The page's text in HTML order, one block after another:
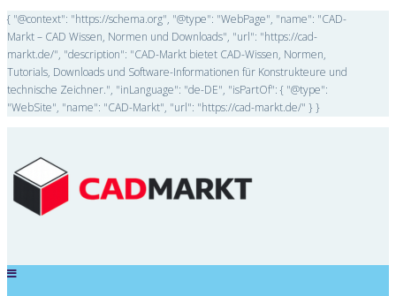
{ "@context": "https://schema.org", "@type": "WebPage", "name": "CAD-
Markt – CAD Wissen, Normen und Downloads", "url": "https://cad-
markt.de/", "description": "CAD-Markt bietet CAD-Wissen, Normen,
Tutorials, Downloads und Software-Informationen für Konstrukteure und
technische Zeichner.", "inLanguage": "de-DE", "isPartOf": { "@type":
"WebSite", "name": "CAD-Markt", "url": "https://cad-markt.de/" } }